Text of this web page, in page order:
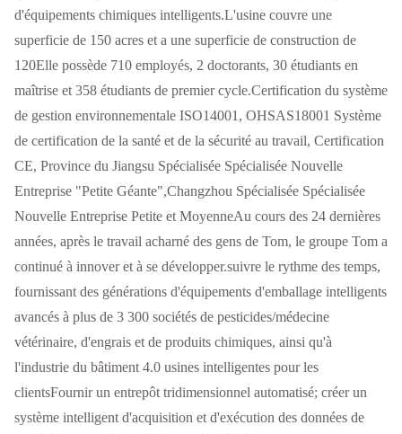
d'équipements chimiques intelligents.L'usine couvre une
superficie de 150 acres et a une superficie de construction de
120Elle possède 710 employés, 2 doctorants, 30 étudiants en
maîtrise et 358 étudiants de premier cycle.Certification du système
de gestion environnementale ISO14001, OHSAS18001 Système
de certification de la santé et de la sécurité au travail, Certification
CE, Province du Jiangsu Spécialisée Spécialisée Nouvelle
Entreprise "Petite Géante",Changzhou Spécialisée Spécialisée
Nouvelle Entreprise Petite et MoyenneAu cours des 24 dernières
années, après le travail acharné des gens de Tom, le groupe Tom a
continué à innover et à se développer.suivre le rythme des temps,
fournissant des générations d'équipements d'emballage intelligents
avancés à plus de 3 300 sociétés de pesticides/médecine
vétérinaire, d'engrais et de produits chimiques, ainsi qu'à
l'industrie du bâtiment 4.0 usines intelligentes pour les
clientsFournir un entrepôt tridimensionnel automatisé; créer un
système intelligent d'acquisition et d'exécution des données de